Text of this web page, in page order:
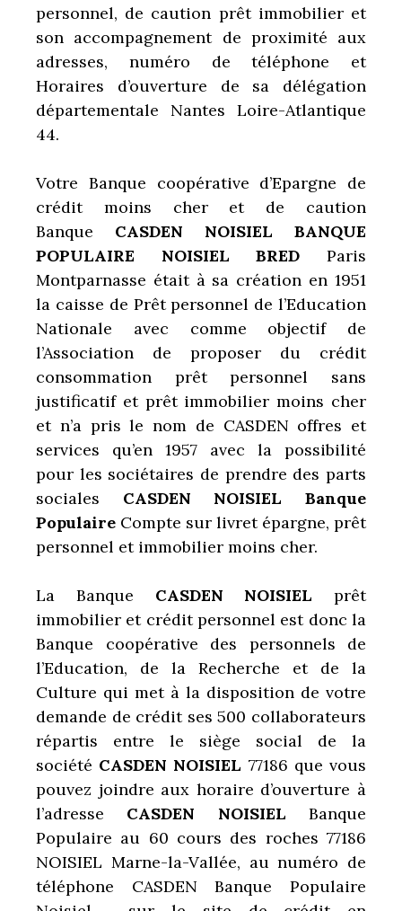
personnel, de caution prêt immobilier et
son accompagnement de proximité aux
adresses, numéro de téléphone et
Horaires d’ouverture de sa délégation
départementale Nantes Loire-Atlantique
44.
Votre Banque coopérative d’Epargne de
crédit moins cher et de caution
Banque CASDEN NOISIEL BANQUE
POPULAIRE NOISIEL BRED Paris
Montparnasse était à sa création en 1951
la caisse de Prêt personnel de l’Education
Nationale avec comme objectif de
l’Association de proposer du crédit
consommation prêt personnel sans
justificatif et prêt immobilier moins cher
et n’a pris le nom de CASDEN offres et
services qu’en 1957 avec la possibilité
pour les sociétaires de prendre des parts
sociales CASDEN NOISIEL Banque
Populaire Compte sur livret épargne, prêt
personnel et immobilier moins cher.
La Banque CASDEN NOISIEL prêt
immobilier et crédit personnel est donc la
Banque coopérative des personnels de
l’Education, de la Recherche et de la
Culture qui met à la disposition de votre
demande de crédit ses 500 collaborateurs
répartis entre le siège social de la
société CASDEN NOISIEL 77186 que vous
pouvez joindre aux horaire d’ouverture à
l’adresse CASDEN NOISIEL Banque
Populaire au 60 cours des roches 77186
NOISIEL Marne-la-Vallée, au numéro de
téléphone CASDEN Banque Populaire